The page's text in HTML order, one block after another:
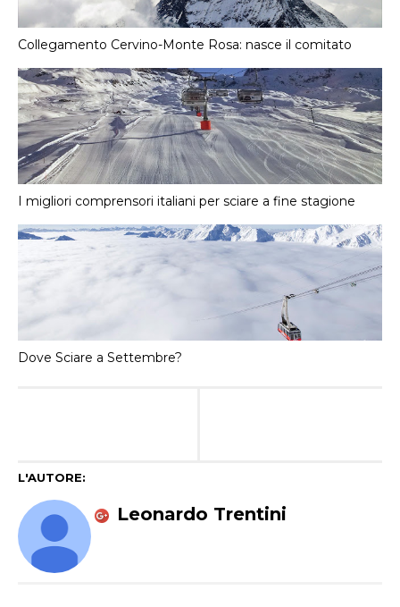
Collegamento Cervino-Monte Rosa: nasce il comitato
I migliori comprensori italiani per sciare a fine stagione
Dove Sciare a Settembre?
L'AUTORE:
Leonardo Trentini